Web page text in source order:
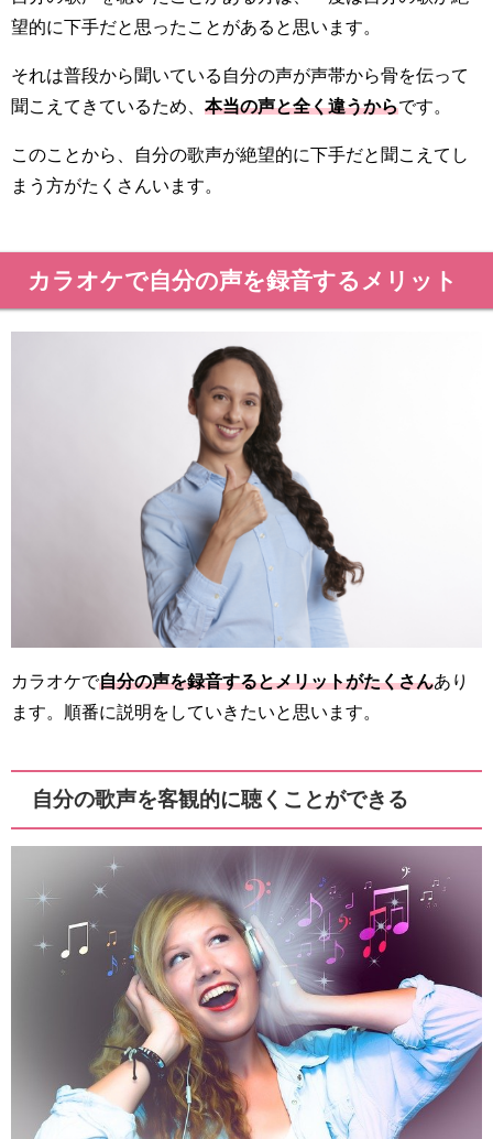
望的に下手だと思ったことがあると思います。
それは普段から聞いている自分の声が声帯から骨を伝って
聞こえてきているため、 本当の声と全く違うからです。
このことから、自分の歌声が絶望的に下手だと聞こえてし
まう方がたくさんいます。
カラオケで自分の声を録音するメリット
カラオケで自分の声を録音するとメリットがたくさんあり
ます。順番に説明をしていきたいと思います。
自分の歌声を客観的に聴くことができる